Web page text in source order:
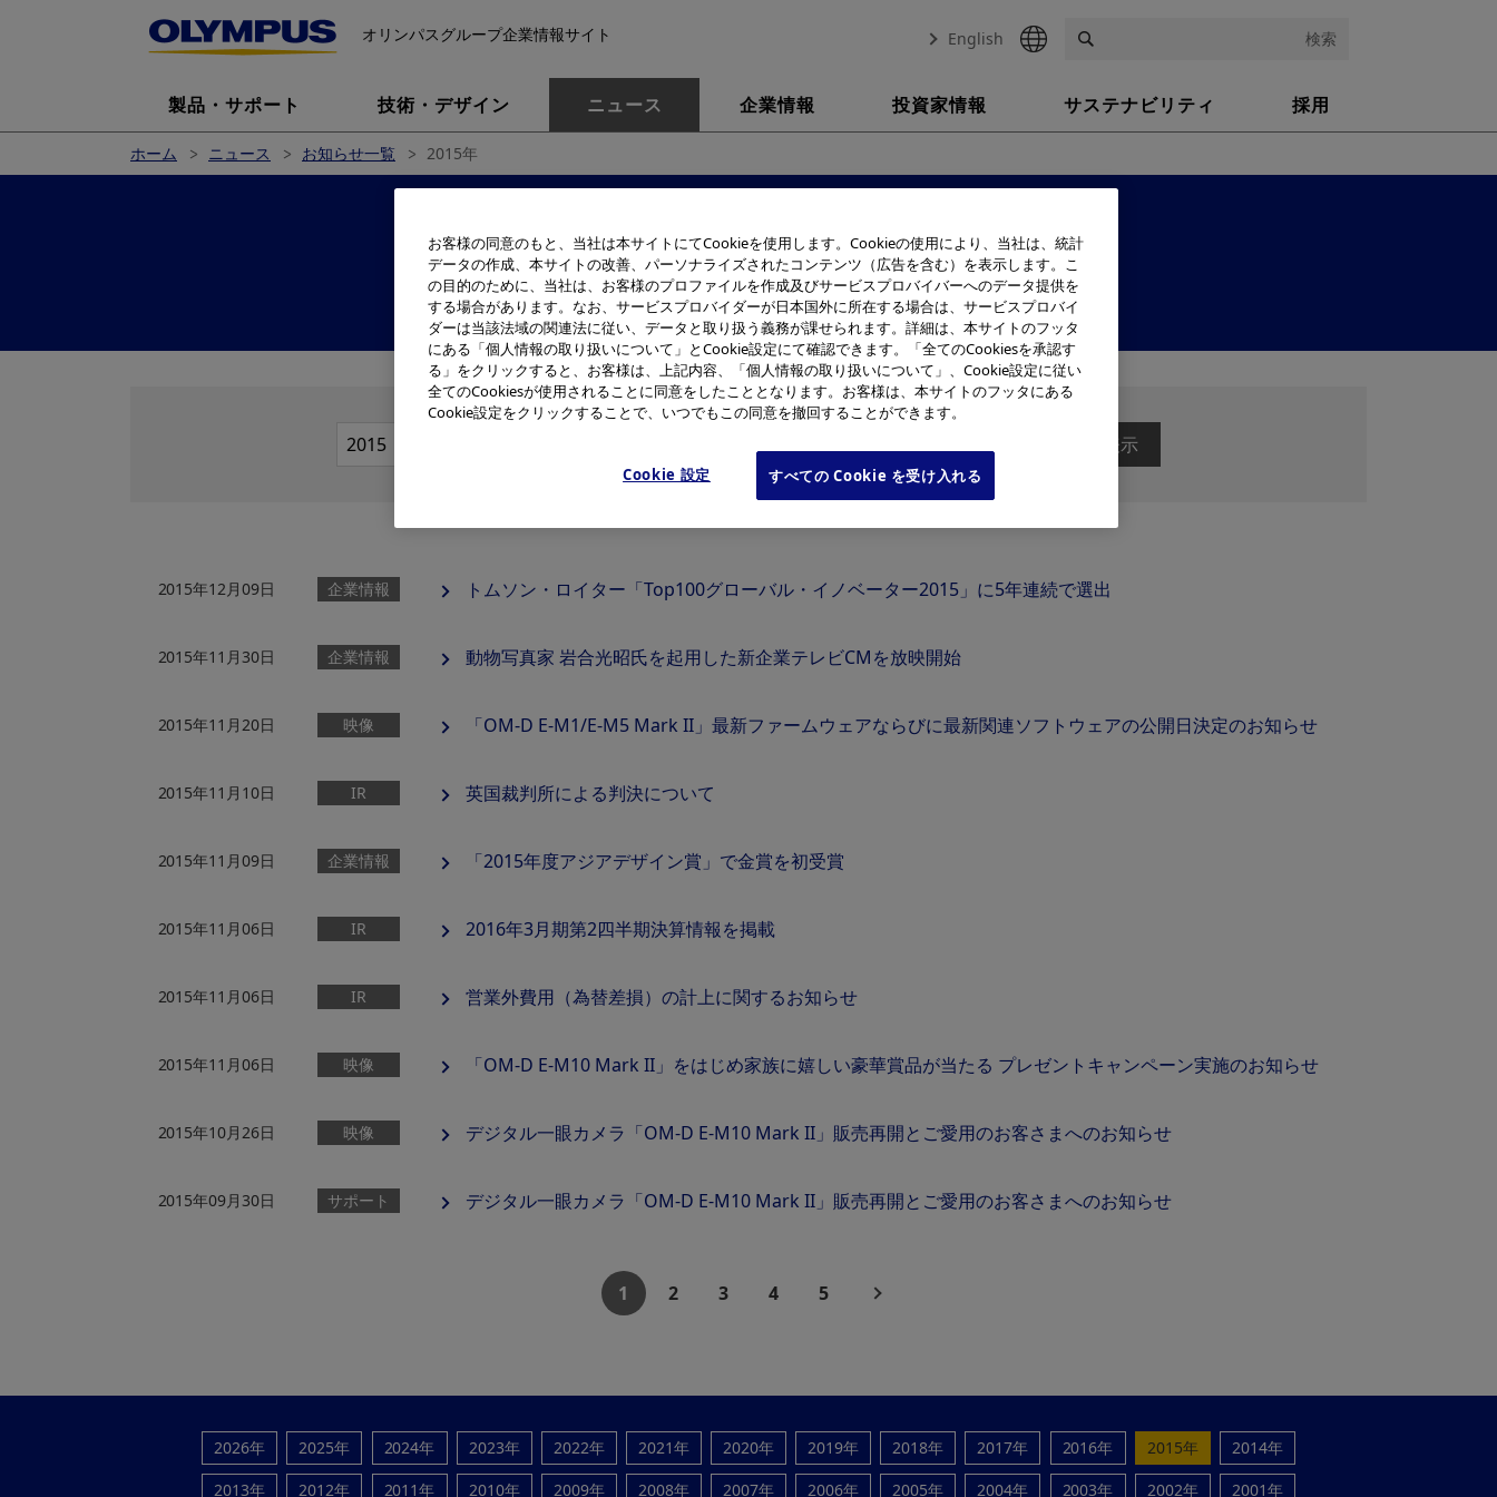
オリンパスグループ企業情報サイト English 検索
製品・サポート 技術・デザイン ニュース 企業情報 投資家情報 サステナビリティ 採用
ホーム ニュース お知らせ一覧 2015年
お知らせ一覧
2015年
表示
2015年12月09日 企業情報 トムソン・ロイター「Top100グローバル・イノベーター2015」に5年連続で選出
2015年11月30日 企業情報 動物写真家 岩合光昭氏を起用した新企業テレビCMを放映開始
2015年11月20日 映像 「OM-D E-M1/E-M5 Mark II」最新ファームウェアならびに最新関連ソフトウェアの公開日決定のお知らせ
2015年11月10日 IR 英国裁判所による判決について
2015年11月09日 企業情報 「2015年度アジアデザイン賞」で金賞を初受賞
2015年11月06日 IR 2016年3月期第2四半期決算情報を掲載
2015年11月06日 IR 営業外費用（為替差損）の計上に関するお知らせ
2015年11月06日 映像 「OM-D E-M10 Mark II」をはじめ家族に嬉しい豪華賞品が当たる プレゼントキャンペーン実施のお知らせ
2015年10月26日 映像 デジタル一眼カメラ「OM-D E-M10 Mark II」販売再開とご愛用のお客さまへのお知らせ
2015年09月30日 サポート デジタル一眼カメラ「OM-D E-M10 Mark II」販売再開とご愛用のお客さまへのお知らせ
1 2 3 4 5
2026年 2025年 2024年 2023年 2022年 2021年 2020年 2019年 2018年 2017年 2016年 2015年
2014年
2013年
2012年 2011年 2010年 2009年 2008年 2007年 2006年 2005年 2004年 2003年 2002年 2001年
お客様の同意のもと、当社は本サイトにてCookieを使用します。Cookieの使用により、当社は、統計
データの作成、本サイトの改善、パーソナライズされたコンテンツ（広告を含む）を表示します。こ
の目的のために、当社は、お客様のプロファイルを作成及びサービスプロバイバーへのデータ提供を
する場合があります。なお、サービスプロバイダーが日本国外に所在する場合は、サービスプロバイ
ダーは当該法域の関連法に従い、データと取り扱う義務が課せられます。詳細は、本サイトのフッタ
にある「個人情報の取り扱いについて」とCookie設定にて確認できます。「全てのCookiesを承認す
る」をクリックすると、お客様は、上記内容、「個人情報の取り扱いについて」、Cookie設定に従い
全てのCookiesが使用されることに同意をしたこととなります。お客様は、本サイトのフッタにある
Cookie設定をクリックすることで、いつでもこの同意を撤回することができます。
Cookie 設定 すべての Cookie を受け入れる